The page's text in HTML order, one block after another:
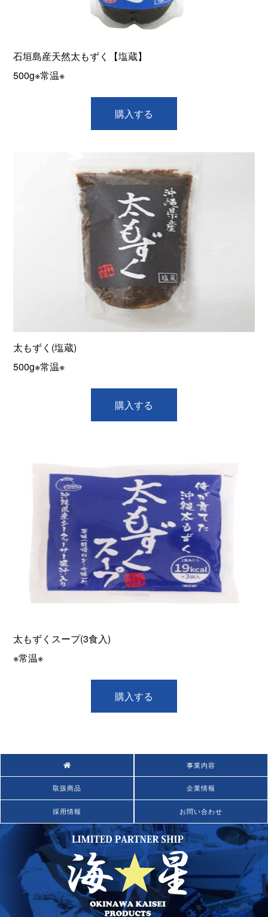
石垣島産天然太もずく【塩蔵】
500g※常温※
購入する
太もずく(塩蔵)
500g※常温※
購入する
太もずくスープ(3食入)
※常温※
購入する
事業内容
取扱商品 企業情報
採用情報 お問い合わせ